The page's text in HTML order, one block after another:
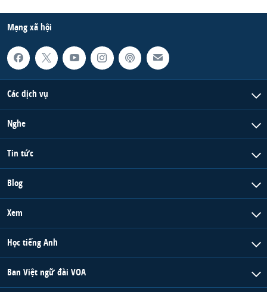
Mạng xã hội
Các dịch vụ
Nghe
Tin tức
Blog
Xem
Học tiếng Anh
Ban Việt ngữ đài VOA